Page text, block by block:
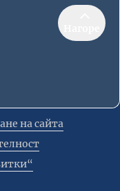
на сайта